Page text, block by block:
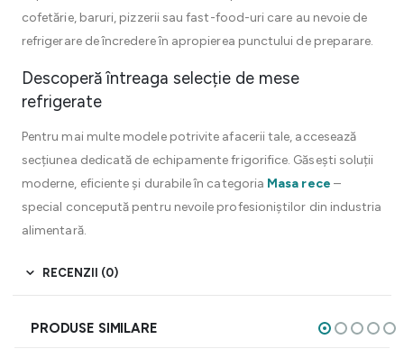
cofetărie, baruri, pizzerii sau fast-food-uri care au nevoie de
refrigerare de încredere în apropierea punctului de preparare.
Descoperă întreaga selecție de mese
refrigerate
Pentru mai multe modele potrivite afacerii tale, accesează
secțiunea dedicată de echipamente frigorifice. Găsești soluții
moderne, eficiente și durabile în categoria Masa rece –
special concepută pentru nevoile profesioniștilor din industria
alimentară.
RECENZII (0)
PRODUSE SIMILARE